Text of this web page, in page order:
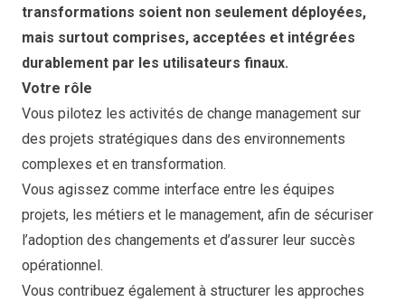
transformations soient non seulement déployées,
mais surtout comprises, acceptées et intégrées
durablement par les utilisateurs finaux.
Votre rôle
Vous pilotez les activités de change management sur
des projets stratégiques dans des environnements
complexes et en transformation.
Vous agissez comme interface entre les équipes
projets, les métiers et le management, afin de sécuriser
l’adoption des changements et d’assurer leur succès
opérationnel.
Vous contribuez également à structurer les approches